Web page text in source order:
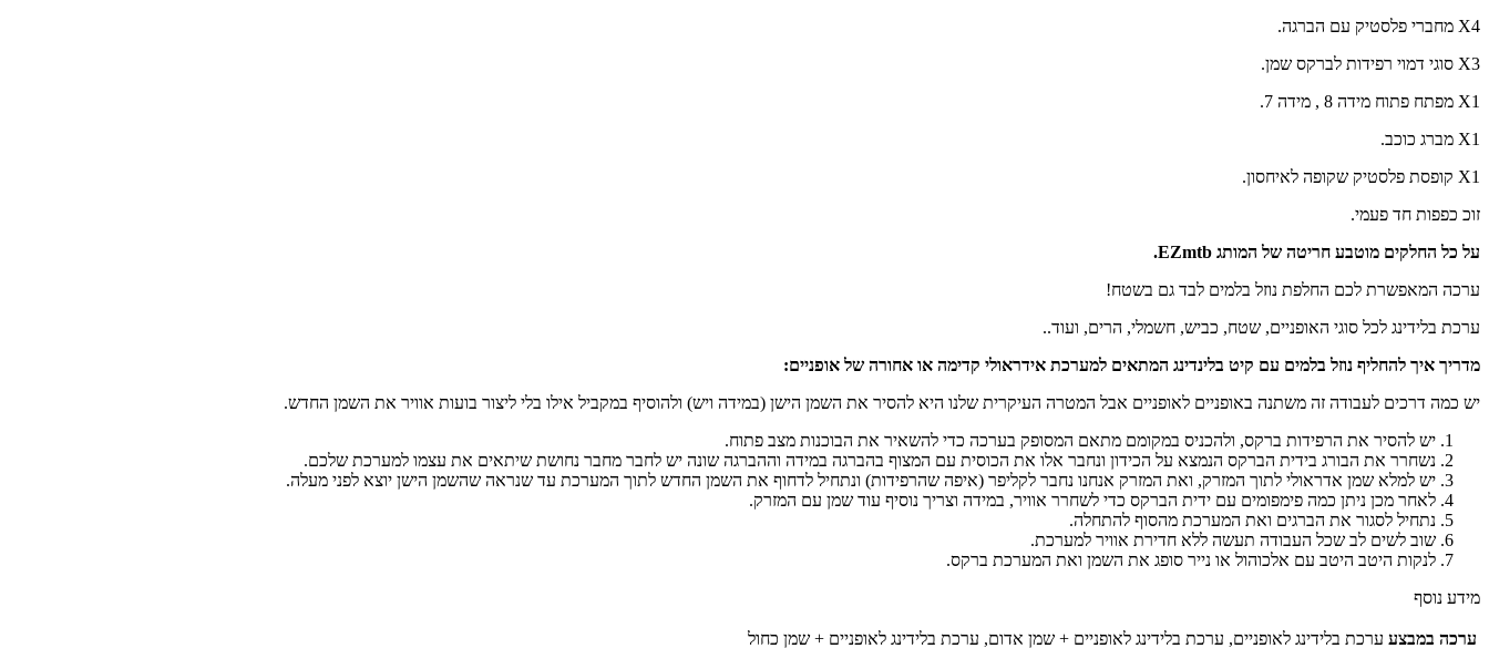
X4 מחברי פלסטיק עם הברגה.
X3 סוגי דמוי רפידות לברקס שמן.
X1 מפתח פתוח מידה 8 , מידה 7.
X1 מברג כוכב.
X1 קופסת פלסטיק שקופה לאיחסון.
זוכ כפפות חד פעמי.
על כל החלקים מוטבע חריטה של המותג EZmtb.
ערכה המאפשרת לכם החלפת נוזל בלמים לבד גם בשטח!
ערכת בלידינג לכל סוגי האופניים, שטח, כביש, חשמלי, הרים, ועוד..
מדריך איך להחליף נוזל בלמים עם קיט בלינדינג המתאים למערכת אידראולי קדימה או אחורה של אופניים:
יש כמה דרכים לעבודה זה משתנה באופניים לאופניים אבל המטרה העיקרית שלנו היא להסיר את השמן הישן (במידה ויש) ולהוסיף במקביל אילו בלי ליצור בועות אוויר את השמן החדש.
יש להסיר את הרפידות ברקס, ולהכניס במקומם מתאם המסופק בערכה כדי להשאיר את הבוכנות מצב פתוח.
נשחרר את הבורג בידית הברקס הנמצא על הכידון ונחבר אלו את הכוסית עם המצוף בהברגה במידה וההברגה שונה יש לחבר מחבר נחושת שיתאים את עצמו למערכת שלכם.
יש למלא שמן אדראולי לתוך המזרק, ואת המזרק אנחנו נחבר לקליפר (איפה שהרפידות) ונתחיל לדחוף את השמן החדש לתוך המערכת עד שנראה שהשמן הישן יוצא לפני מעלה.
לאחר מכן ניתן כמה פימפומים עם ידית הברקס כדי לשחרר אוויר, במידה וצריך נוסיף עוד שמן עם המזרק.
נתחיל לסגור את הברגים ואת המערכת מהסוף להתחלה.
שוב לשים לב שכל העבודה תעשה ללא חדירת אוויר למערכת.
לנקות היטב היטב עם אלכוהול או נייר סופג את השמן ואת המערכת ברקס.
מידע נוסף
ערכה במבצע ערכת בלידינג לאופניים, ערכת בלידינג לאופניים + שמן אדום, ערכת בלידינג לאופניים + שמן כחול